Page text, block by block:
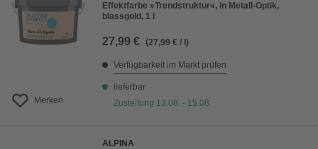
Merken
Effektfarbe »Trendstruktur«, in Metall-Optik,
blassgold, 1 l
27,99 € (27,99 € / l)
Verfügbarkeit im Markt prüfen
lieferbar
Zustellung 13.08. - 15.08.
ALPINA